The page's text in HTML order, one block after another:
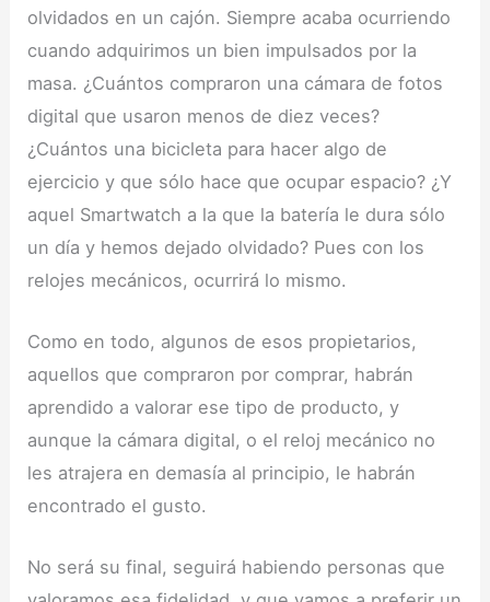
olvidados en un cajón. Siempre acaba ocurriendo
cuando adquirimos un bien impulsados por la
masa. ¿Cuántos compraron una cámara de fotos
digital que usaron menos de diez veces?
¿Cuántos una bicicleta para hacer algo de
ejercicio y que sólo hace que ocupar espacio? ¿Y
aquel Smartwatch a la que la batería le dura sólo
un día y hemos dejado olvidado? Pues con los
relojes mecánicos, ocurrirá lo mismo.
Como en todo, algunos de esos propietarios,
aquellos que compraron por comprar, habrán
aprendido a valorar ese tipo de producto, y
aunque la cámara digital, o el reloj mecánico no
les atrajera en demasía al principio, le habrán
encontrado el gusto.
No será su final, seguirá habiendo personas que